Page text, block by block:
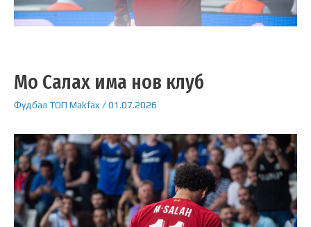
Мо Салах има нов клуб
Фудбал ТОП Makfax /01.07.2026